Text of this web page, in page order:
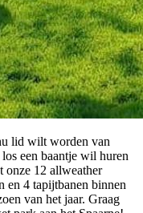
lid wilt worden van
een baantje wil huren
onze 12 allweather
en 4 tapijtbanen binnen
van het jaar. Graag